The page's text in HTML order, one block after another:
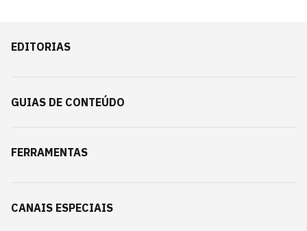
EDITORIAS
GUIAS DE CONTEÚDO
FERRAMENTAS
CANAIS ESPECIAIS